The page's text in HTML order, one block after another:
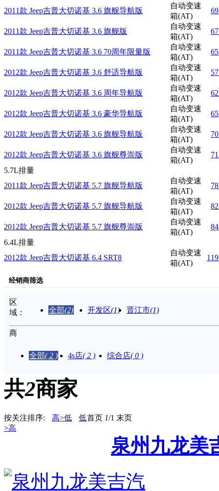
2011款 Jeep吉普大切诺基 3.6 旗舰导航版
自动变速
箱(AT)
2011款 Jeep吉普大切诺基 3.6 旗舰版
自动变速
箱(AT)
2011款 Jeep吉普大切诺基 3.6 70周年限量版
自动变速
箱(AT)
2012款 Jeep吉普大切诺基 3.6 舒适导航版
自动变速
箱(AT)
2012款 Jeep吉普大切诺基 3.6 周年导航版
自动变速
箱(AT)
2012款 Jeep吉普大切诺基 3.6 豪华导航版
自动变速
箱(AT)
2012款 Jeep吉普大切诺基 3.6 旗舰导航版
自动变速
箱(AT)
2012款 Jeep吉普大切诺基 3.6 旗舰尊崇版
自动变速
箱(AT)
5.7L排量
2011款 Jeep吉普大切诺基 5.7 旗舰导航版
自动变速
箱(AT)
2012款 Jeep吉普大切诺基 5.7 旗舰导航版
自动变速
箱(AT)
2012款 Jeep吉普大切诺基 5.7 旗舰尊崇版
自动变速
箱(AT)
6.4L排量
2012款 Jeep吉普大切诺基 6.4 SRT8
自动变速
箱(AT)
经销商筛选
区
域：
全部(2) 开发区(1) 晋江市(1)
商
全部( 2 ) 4s店( 2 ) 综合店( 0 )
共2商家
按关注排序: 高>低
低
>高
首页 1/1 末页
泉州九龙美